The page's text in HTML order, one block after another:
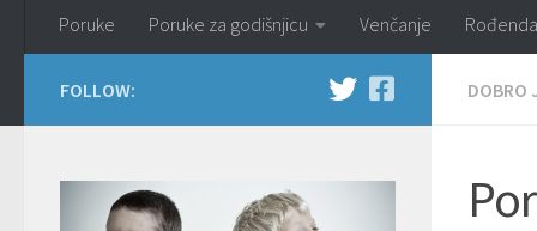
Poruke Poruke za godišnjicu Venčanje
DOBRO
FOLLOW: